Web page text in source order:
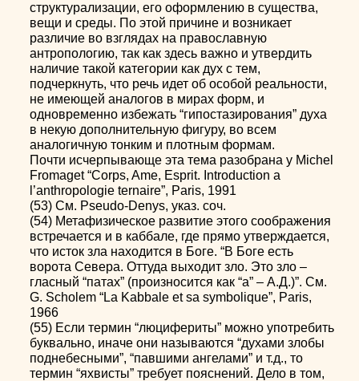
структурализации, его оформлению в существа,
вещи и среды. По этой причине и возникает
различие во взглядах на православную
антропологию, так как здесь важно и утвердить
наличие такой категории как дух с тем,
подчеркнуть, что речь идет об особой реальности,
не имеющей аналогов в мирах форм, и
одновременно избежать “гипостазирования” духа
в некую дополнительную фигуру, во всем
аналогичную тонким и плотным формам.
Почти исчерпывающе эта тема разобрана у Michel
Fromaget “Corps, Ame, Esprit. Introduction a
l’anthropologie ternaire”, Paris, 1991
(53) См. Pseudo-Denys, указ. соч.
(54) Метафизическое развитие этого соображения
встречается и в каббале, где прямо утверждается,
что исток зла находится в Боге. “В Боге есть
ворота Севера. Оттуда выходит зло. Это зло –
гласный “патах” (произносится как “а” – А.Д.)”. См.
G. Scholem “La Kabbale et sa symbolique”, Paris,
1966
(55) Если термин “люцифериты” можно употребить
буквально, иначе они называются “духами злобы
поднебесными”, “павшими ангелами” и т.д., то
термин “яхвисты” требует пояснений. Дело в том,